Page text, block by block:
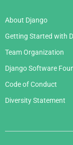
About Django
Getting Started with
Team Organization
Django Software
Code of Conduct
Diversity Statement